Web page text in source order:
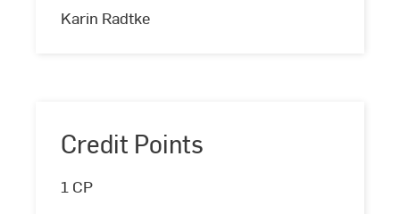
Karin Radtke
Credit Points
1 CP